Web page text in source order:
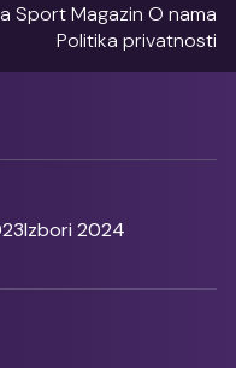
SportMagazin O nama
Politika privatnosti
Izbori 2024